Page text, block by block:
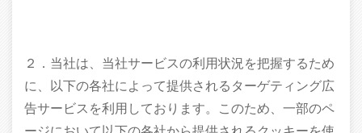
２．当社は、当社サービスの利用状況を把握するため
に、以下の各社によって提供されるターゲティング広
告サービスを利用しております。このため、一部のペ